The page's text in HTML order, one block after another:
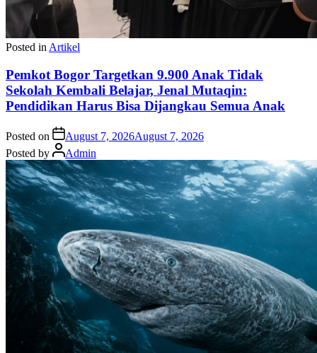
Posted in Artikel
Pemkot Bogor Targetkan 9.900 Anak Tidak
Sekolah Kembali Belajar, Jenal Mutaqin:
Pendidikan Harus Bisa Dijangkau Semua Anak
Posted on August 7, 2026August 7, 2026
Posted by
Admin